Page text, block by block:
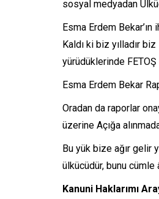
sosyal medyadan
Esma Erdem
Kaldı ki biz yılladır
yürüdüklerinde
Esma Erdem Bekar
Oradan da raporlar
üzerine Açığa
Bu yük bize ağır gelir
ülkücüdür, bunu cümle
Kanuni Haklarımı